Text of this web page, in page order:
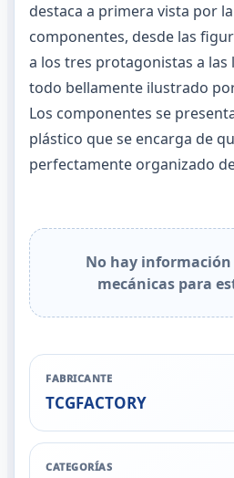
destaca a primera vista por
componentes, desde las
a los tres protagonistas a las
todo bellamente ilustrado
Los componentes se
plástico que se encarga de
perfectamente organizado
No hay
mecánicas para
FABRICANTE
TCGFACTORY
CATEGORÍAS